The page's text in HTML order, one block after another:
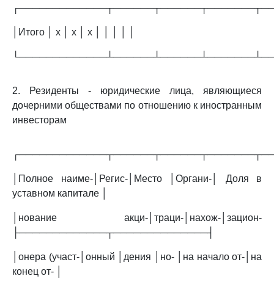
│Итого │ х │ х │ х │ │ │ │ │
2. Резиденты - юридические лица, являющиеся
дочерними обществами по отношению к иностранным
инвесторам
│Полное наиме-│Регис-│Место │Органи-│ Доля в
уставном капитале │
│нование акци-│траци-│нахож-│зацион-
├─────────────┬──────────────┤
│онера (участ-│онный │дения │но- │на начало от-│на
конец от- │